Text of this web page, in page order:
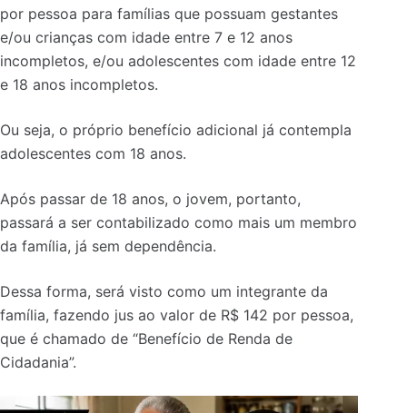
por pessoa para famílias que possuam gestantes
e/ou crianças com idade entre 7 e 12 anos
incompletos, e/ou adolescentes com idade entre 12
e 18 anos incompletos.
Ou seja, o próprio benefício adicional já contempla
adolescentes com 18 anos.
Após passar de 18 anos, o jovem, portanto,
passará a ser contabilizado como mais um membro
da família, já sem dependência.
Dessa forma, será visto como um integrante da
família, fazendo jus ao valor de R$ 142 por pessoa,
que é chamado de “Benefício de Renda de
Cidadania”.